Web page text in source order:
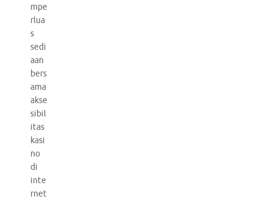
mpe
rlua
s
sedi
aan
bers
ama
akse
sibil
itas
kasi
no
di
inte
rnet